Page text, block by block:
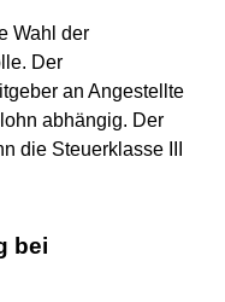
Wahl der
Der
an Angestellte
abhängig. Der
die Steuerklasse III
bei